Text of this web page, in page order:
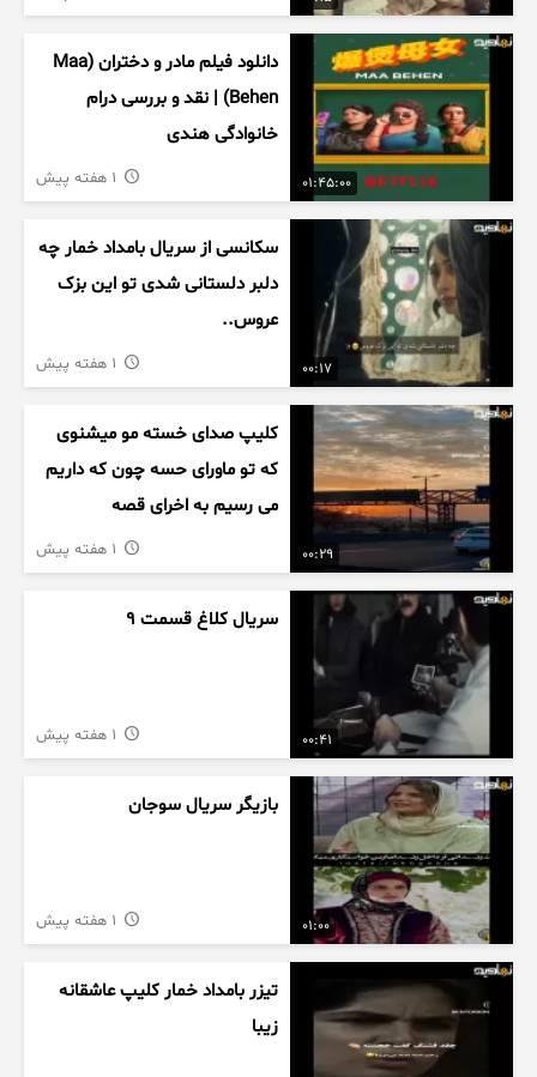
01:45:00
دانلود فیلم مادر و دختران (Maa
Behen) | نقد و بررسی درام
خانوادگی هندی
00:17
سکانسی از سریال بامداد خمار چه
دلبر دلستانی شدی تو این بزک
عروس..
00:29
کلیپ صدای خسته مو میشنوی
که تو ماورای حسه چون که داریم
می رسیم به اخرای قصه
00:41
سریال کلاغ قسمت 9
01:00
بازیگر سریال سوجان
تیزر بامداد خمار کلیپ عاشقانه
زیبا